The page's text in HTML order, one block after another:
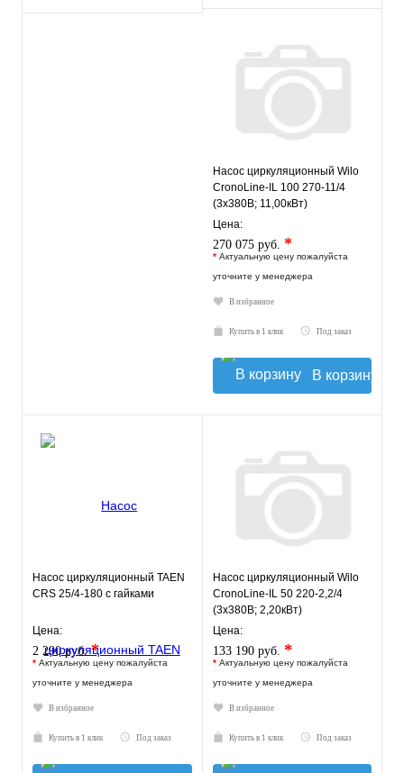
Насос циркуляционный Wilo
CronoLine-IL 100 270-11/4
(3х380В; 11,00кВт)
Цена:
270 075 руб. *
* Актуальную цену пожалуйста
уточните у менеджера
В избранное
Купить в 1 клик Под заказ
В корзину
Насос циркуляционный TAEN
СRS 25/4-180 с гайками
Цена:
2 290 руб.*
* Актуальную цену пожалуйста
уточните у менеджера
В избранное
Купить в 1 клик Под заказ
Насос циркуляционный Wilo
CronoLine-IL 50 220-2,2/4
(3х380В; 2,20кВт)
Цена:
133 190 руб. *
* Актуальную цену пожалуйста
уточните у менеджера
В избранное
Купить в 1 клик Под заказ